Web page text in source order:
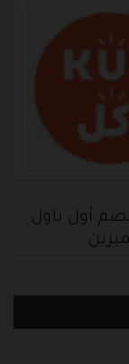
أول باول ..